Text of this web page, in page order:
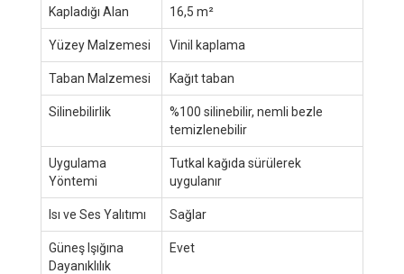
Kapladığı Alan 16,5 m²
Yüzey Malzemesi Vinil kaplama
Taban Malzemesi Kağıt taban
Silinebilirlik
%100 silinebilir, nemli bezle
temizlenebilir
Uygulama
Yöntemi
Tutkal kağıda sürülerek
uygulanır
Isı ve Ses Yalıtımı Sağlar
Güneş Işığına
Dayanıklılık
Evet